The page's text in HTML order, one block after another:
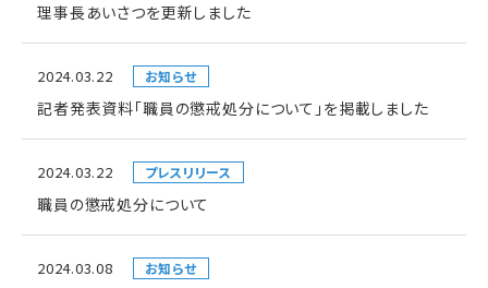
理事長あいさつを更新しました
2024.03.22 お知らせ
記者発表資料「職員の懲戒処分について」を掲載しました
2024.03.22 プレスリリース
職員の懲戒処分について
2024.03.08 お知らせ